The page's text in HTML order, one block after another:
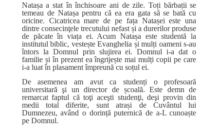
Natașa a stat în închisoare ani de zile. Toți bărbații se
temeau de Natașa pentru că ea era gata să se bată cu
oricine. Cicatricea mare de pe fața Natașei este una
dintre consecinţele trecutului nefast și a durerilor produse
de păcate în viața ei. Acum Natașa este studentă la
institutul biblic, vestește Evanghelia și mulți oameni s-au
întors la Domnul prin slujirea ei. Domnul i-a dat o
familie și în prezent ea îngrijește mai mulți copii pe care
i-a luat în plasament împreună cu soțul ei.
De asemenea am avut ca studenți o profesoară
universitară şi un director de școală. Este demn de
remarcat faptul că toţi aceşti studenţi, deşi provin din
medii total diferite, sunt atrași de Cuvântul lui
Dumnezeu, având o dorință puternică de a-L cunoaște
pe Domnul.